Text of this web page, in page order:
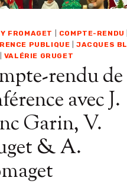
FROMAGET COMPTE-RENDU
PUBLIQUE |JACQUES
VALÉRIE GRUGET
rendu
avec J.
Garin, V.
& A.